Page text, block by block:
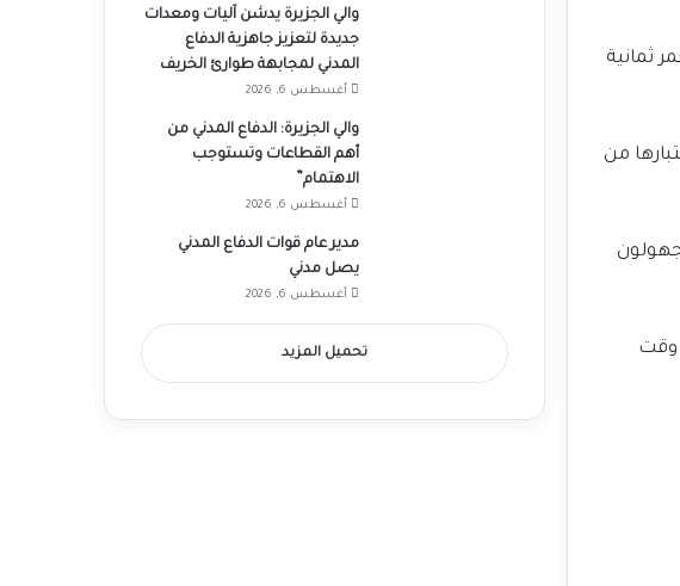
ثمانية
من
وقت
والي الجزيرة يدشن آليات ومعدات
جديدة لتعزيز جاهزية الدفاع
المدني لمجابهة طوارئ الخريف
أغسطس 6, 2026
والي الجزيرة: الدفاع المدني من
أهم القطاعات وتستوجب
الاهتمام”
أغسطس 6, 2026
مدير عام قوات الدفاع المدني
يصل مدني
أغسطس 6, 2026
تحميل المزيد